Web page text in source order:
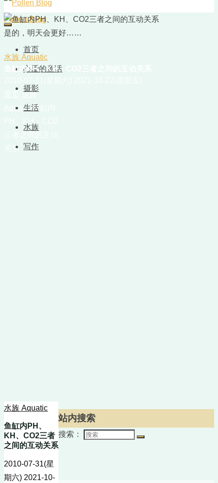
Pollen Blog
是的，明天会更好……
首页
心爱的童话
摄影
生活
水族
写作
水族 Aquatic
鱼缸内PH、KH、CO2三者之间的互动关系
水族
Aquatic 鱼缸内
关系
水族 Aquatic
鱼缸内PH、
KH、CO2三者
之间的互动关系
2010-07-31(星
期六) 2021-10-
站内搜索
搜索：